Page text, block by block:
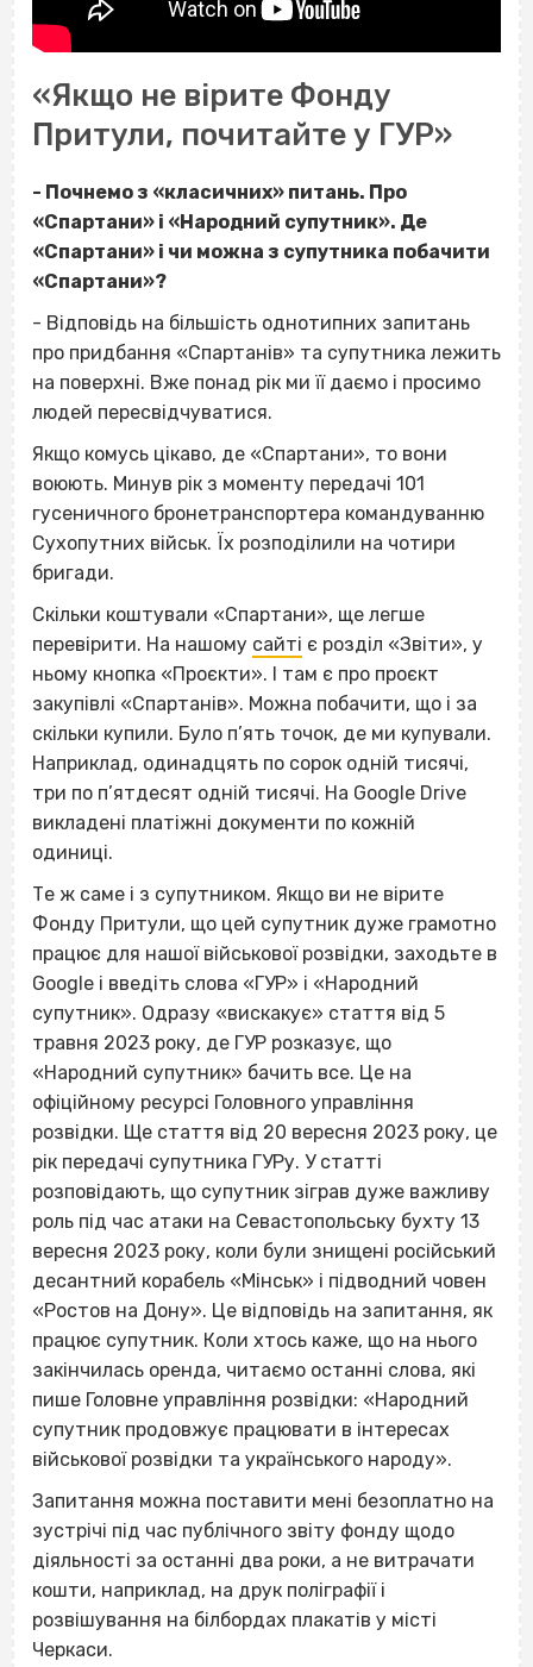
«Якщо не вірите Фонду
Притули, почитайте у ГУР»
- Почнемо з «класичних» питань. Про
«Спартани» і «Народний супутник». Де
«Спартани» і чи можна з супутника побачити
«Спартани»?
- Відповідь на більшість однотипних запитань
про придбання «Спартанів» та супутника лежить
на поверхні. Вже понад рік ми її даємо і просимо
людей пересвідчуватися.
Якщо комусь цікаво, де «Спартани», то вони
воюють. Минув рік з моменту передачі 101
гусеничного бронетранспортера командуванню
Сухопутних військ. Їх розподілили на чотири
бригади.
Скільки коштували «Спартани», ще легше
перевірити. На нашому сайті є розділ «Звіти», у
ньому кнопка «Проєкти». І там є про проєкт
закупівлі «Спартанів». Можна побачити, що і за
скільки купили. Було п’ять точок, де ми купували.
Наприклад, одинадцять по сорок одній тисячі,
три по п’ятдесят одній тисячі. На Google Drive
викладені платіжні документи по кожній
одиниці.
Те ж саме і з супутником. Якщо ви не вірите
Фонду Притули, що цей супутник дуже грамотно
працює для нашої військової розвідки, заходьте в
Google і введіть слова «ГУР» і «Народний
супутник». Одразу «вискакує» стаття від 5
травня 2023 року, де ГУР розказує, що
«Народний супутник» бачить все. Це на
офіційному ресурсі Головного управління
розвідки. Ще стаття від 20 вересня 2023 року, це
рік передачі супутника ГУРу. У статті
розповідають, що супутник зіграв дуже важливу
роль під час атаки на Севастопольську бухту 13
вересня 2023 року, коли були знищені російський
десантний корабель «Мінськ» і підводний човен
«Ростов на Дону». Це відповідь на запитання, як
працює супутник. Коли хтось каже, що на нього
закінчилась оренда, читаємо останні слова, які
пише Головне управління розвідки: «Народний
супутник продовжує працювати в інтересах
військової розвідки та українського народу».
Запитання можна поставити мені безоплатно на
зустрічі під час публічного звіту фонду щодо
діяльності за останні два роки, а не витрачати
кошти, наприклад, на друк поліграфії і
розвішування на білбордах плакатів у місті
Черкаси.